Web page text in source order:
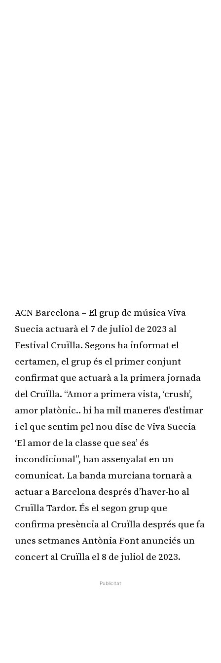
ACN Barcelona – El grup de música Viva
Suecia actuarà el 7 de juliol de 2023 al
Festival Cruïlla. Segons ha informat el
certamen, el grup és el primer conjunt
confirmat que actuarà a la primera jornada
del Cruïlla. “Amor a primera vista, ‘crush’,
amor platònic.. hi ha mil maneres d’estimar
i el que sentim pel nou disc de Viva Suecia
‘El amor de la classe que sea’ és
incondicional”, han assenyalat en un
comunicat. La banda murciana tornarà a
actuar a Barcelona després d’haver-ho al
Cruïlla Tardor. És el segon grup que
confirma presència al Cruïlla després que fa
unes setmanes Antònia Font anunciés un
concert al Cruïlla el 8 de juliol de 2023.
Publicitat